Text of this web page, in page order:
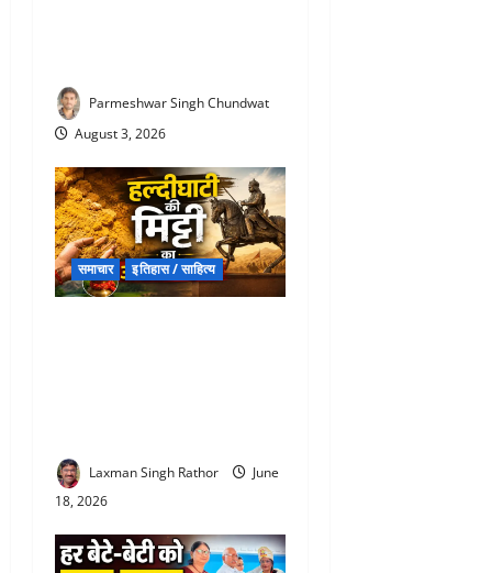
Parmeshwar Singh Chundwat
August 3, 2026
समाचार इतिहास / साहित्य
Laxman Singh Rathor
June
18, 2026